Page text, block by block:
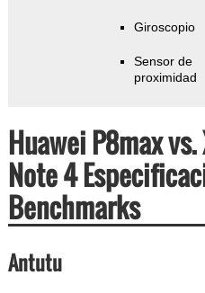
Giroscopio
Sensor de
proximidad
Huawei P8max
Note 4
Benchmarks
Antutu